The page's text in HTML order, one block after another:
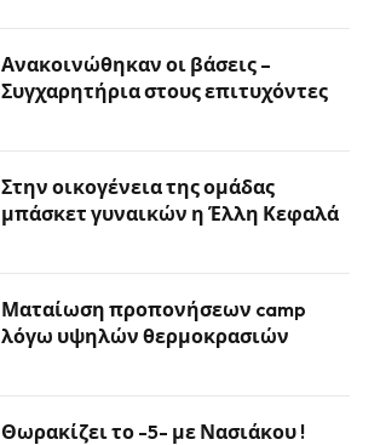
Ανακοινώθηκαν οι βάσεις –
Συγχαρητήρια στους επιτυχόντες
Στην οικογένεια της ομάδας
μπάσκετ γυναικών η Έλλη Κεφαλά
Ματαίωση προπονήσεων camp
λόγω υψηλών θερμοκρασιών
Θωρακίζει το -5- με Νασιάκου !